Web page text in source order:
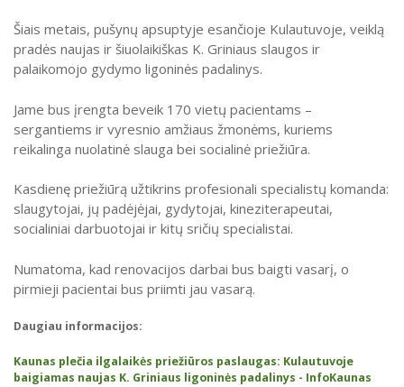
Įstaigos vadovo posėdžiai ir pasitarimai
Komisijos ir darbo grupės
Šiais metais, pušynų apsuptyje esančioje Kulautuvoje, veiklą
pradės naujas ir šiuolaikiškas K. Griniaus slaugos ir
palaikomojo gydymo ligoninės padalinys.
Jame bus įrengta beveik 170 vietų pacientams –
sergantiems ir vyresnio amžiaus žmonėms, kuriems
reikalinga nuolatinė slauga bei socialinė priežiūra.
Kasdienę priežiūrą užtikrins profesionali specialistų komanda:
slaugytojai, jų padėjėjai, gydytojai, kineziterapeutai,
socialiniai darbuotojai ir kitų sričių specialistai.
Numatoma, kad renovacijos darbai bus baigti vasarį, o
pirmieji pacientai bus priimti jau vasarą.
Daugiau informacijos:
Kaunas plečia ilgalaikės priežiūros paslaugas: Kulautuvoje
baigiamas naujas K. Griniaus ligoninės padalinys - InfoKaunas